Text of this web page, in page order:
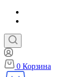
0 Корзина